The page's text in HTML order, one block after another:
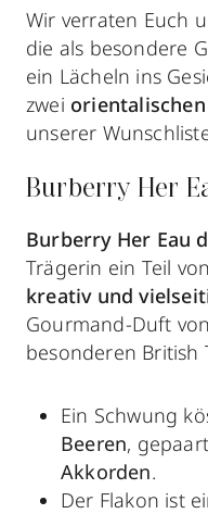
Wir verraten Euch
die als besondere
ein Lächeln ins
zwei
unserer
Burberry Her
Burberry Her Eau
Trägerin ein Teil
kreativ und
Gourmand-Duft von
besonderen British
Ein Schwung
Beeren,
Akkorden.
Der Flakon ist